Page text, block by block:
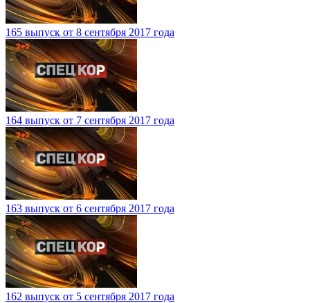
165 выпуск от 8 сентября 2017 года
164 выпуск от 7 сентября 2017 года
163 выпуск от 6 сентября 2017 года
162 выпуск от 5 сентября 2017 года